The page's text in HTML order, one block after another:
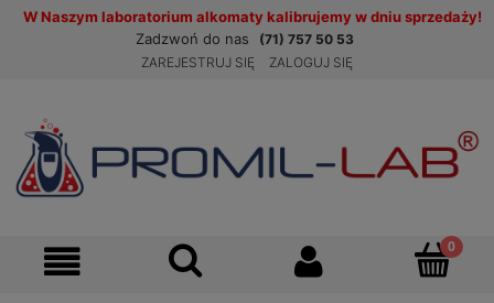
W Naszym laboratorium alkomaty kalibrujemy w dniu sprzedaży!
Zadzwoń do nas
(71) 757 50 53
ZAREJESTRUJ SIĘ
ZALOGUJ SIĘ